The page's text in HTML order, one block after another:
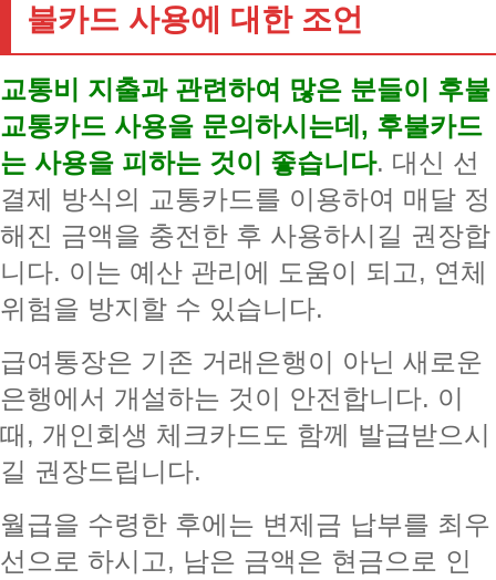
불카드 사용에 대한 조언
교통비 지출과 관련하여 많은 분들이 후불
교통카드 사용을 문의하시는데, 후불카드
는 사용을 피하는 것이 좋습니다. 대신 선
결제 방식의 교통카드를 이용하여 매달 정
해진 금액을 충전한 후 사용하시길 권장합
니다. 이는 예산 관리에 도움이 되고, 연체
위험을 방지할 수 있습니다.
급여통장은 기존 거래은행이 아닌 새로운
은행에서 개설하는 것이 안전합니다. 이
때, 개인회생 체크카드도 함께 발급받으시
길 권장드립니다.
월급을 수령한 후에는 변제금 납부를 최우
선으로 하시고, 남은 금액은 현금으로 인